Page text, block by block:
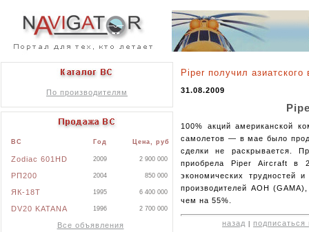
По производителям
ВС Год Цена, руб
Zodiac 601HD 2009 2 900 000
РП200 2004 850 000
ЯК-18Т 1995 6 400 000
DV20 KATANA 1996 2 700 000
Все объявления
Piper получил азиатского
31.08.2009
100% акций американской
самолетов — в мае было
сделки не раскрывается.
приобрела Piper Aircraft в
экономических
производителей АОН
чем на 55%.
назад подписаться